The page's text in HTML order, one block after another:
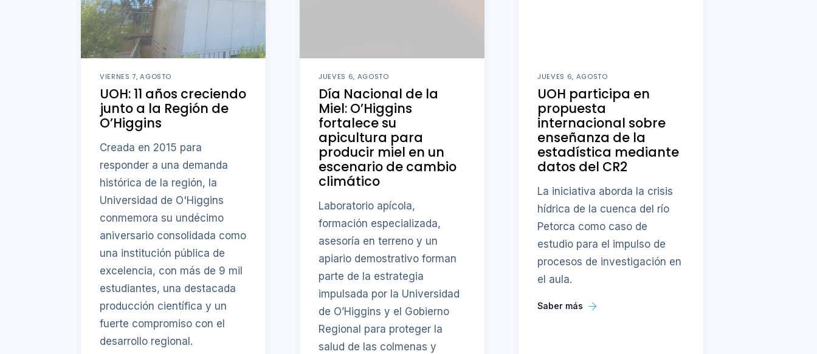
VIERNES 7, AGOSTO
UOH: 11 años creciendo
junto a la Región de
O’Higgins
Creada en 2015 para
responder a una demanda
histórica de la región, la
Universidad de O'Higgins
conmemora su undécimo
aniversario consolidada como
una institución pública de
excelencia, con más de 9 mil
estudiantes, una destacada
producción científica y un
fuerte compromiso con el
desarrollo regional.
JUEVES 6, AGOSTO
Día Nacional de la
Miel: O’Higgins
fortalece su
apicultura para
producir miel en un
escenario de cambio
climático
Laboratorio apícola,
formación especializada,
asesoría en terreno y un
apiario demostrativo forman
parte de la estrategia
impulsada por la Universidad
de O’Higgins y el Gobierno
Regional para proteger la
salud de las colmenas y
JUEVES 6, AGOSTO
UOH participa en
propuesta
internacional sobre
enseñanza de la
estadística mediante
datos del CR2
La iniciativa aborda la crisis
hídrica de la cuenca del río
Petorca como caso de
estudio para el impulso de
procesos de investigación en
el aula.
Saber más